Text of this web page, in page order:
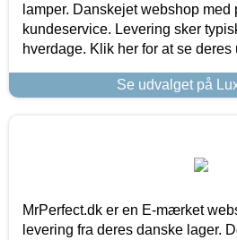
lamper. Danskejet webshop med
kundeservice. Levering sker
hverdage. Klik her for at se deres
Se udvalget på
MrPerfect.dk er en E-mærket
levering fra deres danske lager.